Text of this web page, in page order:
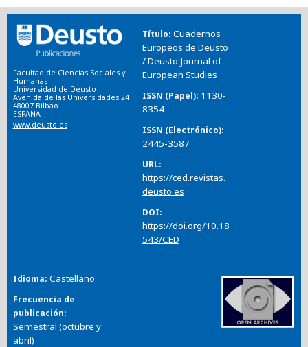
Facultad de Ciencias Sociales y
Humanas
Universidad de Deusto
Avenida de las Universidades 24
48007 Bilbao
ESPAÑA
www.deusto.es
Título Cuadernos
Europeos de Deusto
/ Deusto Journal of
European Studies
ISSN (Papel) 1130-
8354
ISSN (Electrónico)
2445-3587
URL
https://ced.revistas.
deusto.es
DOI
https://doi.org/10.18
543/CED
Idioma Castellano
Frecuencia de
publicación
Semestral (octubre y
abril)